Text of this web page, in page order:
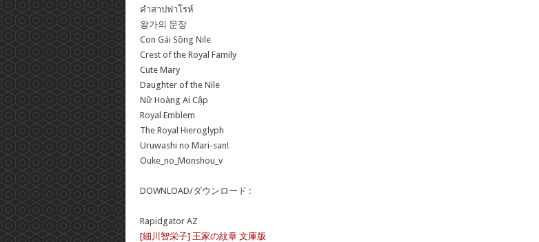
คําสาปฟาโรห์
왕가의 문장
Con Gái Sông Nile
Crest of the Royal Family
Cute Mary
Daughter of the Nile
Nữ Hoàng Ai Cập
Royal Emblem
The Royal Hieroglyph
Uruwashi no Mari-san!
Ouke_no_Monshou_v
DOWNLOAD/ダウンロード :
Rapidgator AZ
[細川智栄子] 王家の紋章 文庫版